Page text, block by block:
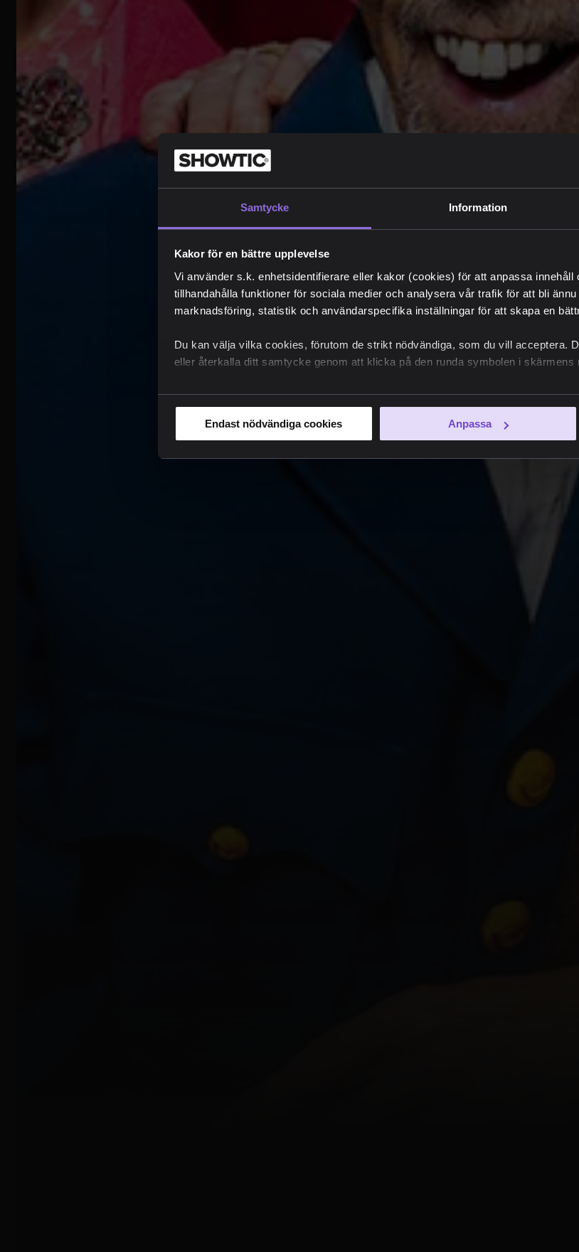
Samtycke Information
Kakor för en bättre upplevelse
Vi använder s.k. enhetsidentifierare eller kakor (cookies) för att anpassa innehåll
tillhandahålla funktioner för sociala medier och analysera vår trafik för att bli
marknadsföring, statistik och användarspecifika inställningar för att skapa en
Du kan välja vilka cookies, förutom de strikt nödvändiga, som du vill acceptera.
eller återkalla ditt samtycke genom att klicka på den runda symbolen i skärmens
Endast nödvändiga cookies Anpassa